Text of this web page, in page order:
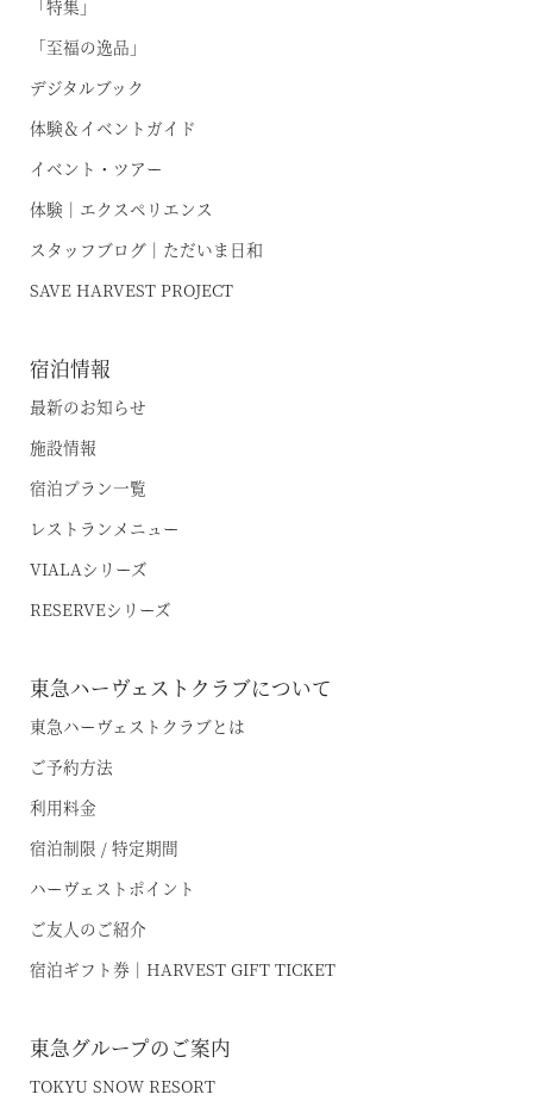
VIALAシリーズ
RESERVEシリーズ
ご予約方法
東急ハーヴェストクラブとは
利用料金
ハーヴェストポイント
よくあるお問い合わせ
東急ハーヴェストクラブガイドブック
ハンドブック
関西エリア
京都鷹峯
有馬六彩
VIALA鬼怒川渓翠
VIALA箱根翡翠
VIALA annex熱海伊豆山
VIALA annex軽井沢
VIALA軽井沢Retreat creek/garden
VIALA annex有馬六彩
RESERVE箱根明神平 In nol hakone myojindai
RESERVE飛騨高山 In 東急ステイ飛騨高山 結の湯
RESERVE京都東山
In THE HOTEL HIGASHIYAMA
準相互利用施設
都リゾート 志摩ベイサイドテラス
※ご利用には「 My Harvest 」へのログインが必要です
お電話でのご予約はこちら
法人予約（代行）はこちら
「特集」
「至福の逸品」
デジタルブック
体験＆イベントガイド
イベント・ツアー
体験｜エクスペリエンス
スタッフブログ｜ただいま日和
SAVE HARVEST PROJECT
宿泊情報
最新のお知らせ
施設情報
宿泊プラン一覧
レストランメニュー
VIALAシリーズ
RESERVEシリーズ
東急ハーヴェストクラブについて
東急ハーヴェストクラブとは
ご予約方法
利用料金
宿泊制限 / 特定期間
ハーヴェストポイント
ご友人のご紹介
宿泊ギフト券｜HARVEST GIFT TICKET
東急グループのご案内
TOKYU SNOW RESORT